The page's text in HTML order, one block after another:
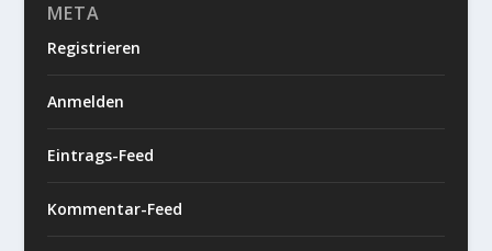
META
Registrieren
Anmelden
Eintrags-Feed
Kommentar-Feed